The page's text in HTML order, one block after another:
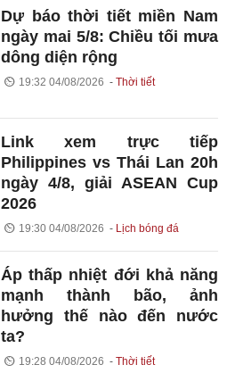
Dự báo thời tiết miền Nam
ngày mai 5/8: Chiều tối mưa
dông diện rộng
19:32 04/08/2026 Thời tiết
Link xem trực tiếp
Philippines vs Thái Lan 20h
ngày 4/8, giải ASEAN Cup
2026
19:30 04/08/2026 Lịch bóng đá
Áp thấp nhiệt đới khả năng
mạnh thành bão, ảnh
hưởng thế nào đến nước
ta?
19:28 04/08/2026 Thời tiết